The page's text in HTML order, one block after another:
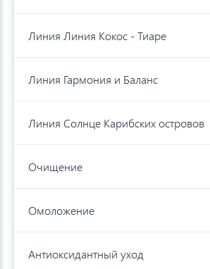
Линия Линия Кокос - Тиаре
Линия Гармония и Баланс
Линия Солнце Карибских островов
Очищение
Омоложение
Антиоксидантный уход